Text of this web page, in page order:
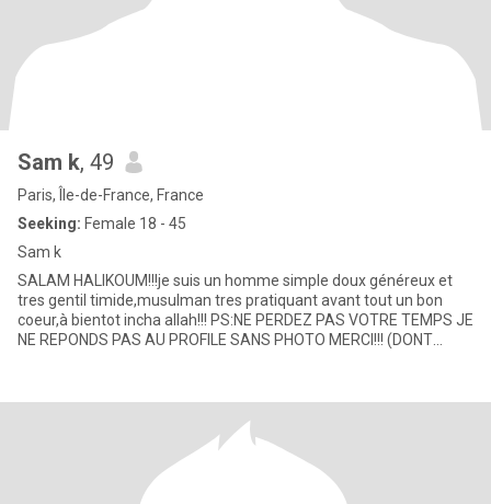
Sam k, 49
Paris, Île-de-France, France
Seeking: Female 18 - 45
Sam k
SALAM HALIKOUM!!!je suis un homme simple doux généreux et
tres gentil timide,musulman tres pratiquant avant tout un bon
coeur,à bientot incha allah!!! PS:NE PERDEZ PAS VOTRE TEMPS JE
NE REPONDS PAS AU PROFILE SANS PHOTO MERCI!!! (DONT